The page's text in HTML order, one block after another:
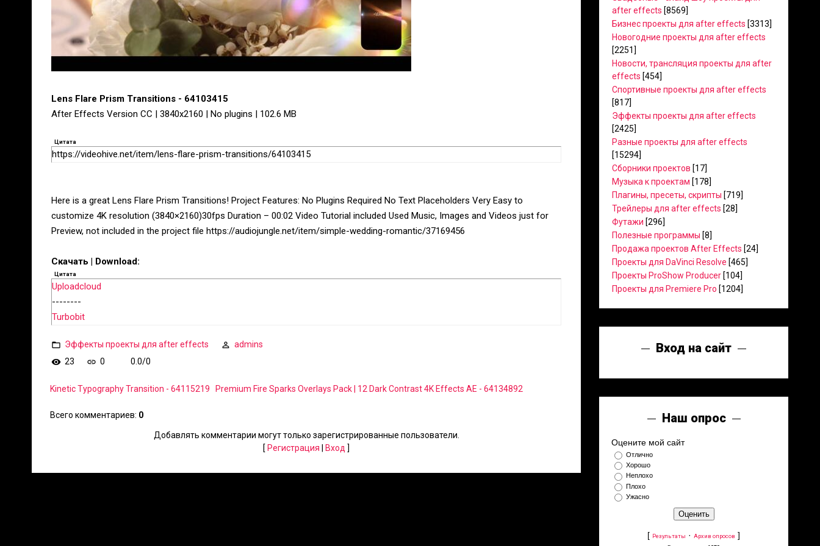
Lens Flare Prism Transitions - 64103415
After Effects Version CC | 3840x2160 | No plugins | 102.6 MB
Цитата
https://videohive.net/item/lens-flare-prism-transitions/64103415
Here is a great Lens Flare Prism Transitions! Project Features: No Plugins Required No Text Placeholders Very Easy to
customize 4K resolution (3840×2160)30fps Duration – 00:02 Video Tutorial included Used Music, Images and Videos just for
Preview, not included in the project file https://audiojungle.net/item/simple-wedding-romantic/37169456
Скачать | Download:
Цитата
Uploadcloud
--------
Turbobit
Эффекты проекты для after effects
admins
23
0 0.0/0
Kinetic Typography Transition - 64115219 Premium Fire Sparks Overlays Pack | 12 Dark Contrast 4K Effects AE - 64134892
Всего комментариев: 0
Добавлять комментарии могут только зарегистрированные пользователи.
[ Регистрация Вход ]
after effects [8569]
Бизнес проекты для after effects [3313]
Новогодние проекты для after effects
[2251]
Новости, трансляция проекты для after
effects [454]
Спортивные проекты для after effects
[817]
Эффекты проекты для after effects
[2425]
Разные проекты для after effects
[15294]
Сборники проектов [17]
Музыка к проектам [178]
Плагины, пресеты, скрипты [719]
Трейлеры для after effects [28]
Футажи [296]
Полезные программы [8]
Продажа проектов After Effects [24]
Проекты для DaVinci Resolve [465]
Проекты ProShow Producer [104]
Проекты для Premiere Pro [1204]
Вход на сайт
Наш опрос
Оцените мой сайт
Отлично
Хорошо
Неплохо
Плохо
Ужасно
[ Результаты · Архив опросов ]